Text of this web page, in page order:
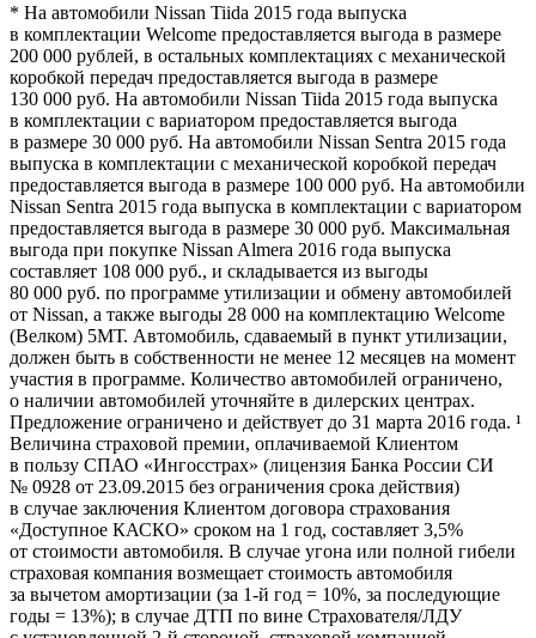
* На автомобили Nissan Tiida 2015 года выпуска
в комплектации Welcome предоставляется выгода в размере
200 000 рублей, в остальных комплектациях c механической
коробкой передач предоставляется выгода в размере
130 000 руб. На автомобили Nissan Tiida 2015 года выпуска
в комплектации c вариатором предоставляется выгода
в размере 30 000 руб. На автомобили Nissan Sentra 2015 года
выпуска в комплектации c механической коробкой передач
предоставляется выгода в размере 100 000 руб. На автомобили
Nissan Sentra 2015 года выпуска в комплектации c вариатором
предоставляется выгода в размере 30 000 руб. Максимальная
выгода при покупке Nissan Almera 2016 года выпуска
составляет 108 000 руб., и складывается из выгоды
80 000 руб. по программе утилизации и обмену автомобилей
от Nissan, а также выгоды 28 000 на комплектацию Welcome
(Велком) 5МТ. Автомобиль, сдаваемый в пункт утилизации,
должен быть в собственности не менее 12 месяцев на момент
участия в программе. Количество автомобилей ограничено,
о наличии автомобилей уточняйте в дилерских центрах.
Предложение ограничено и действует до 31 марта 2016 года. ¹
Величина страховой премии, оплачиваемой Клиентом
в пользу СПАО «Ингосстрах» (лицензия Банка России СИ
№ 0928 от 23.09.2015 без ограничения срока действия)
в случае заключения Клиентом договора страхования
«Доступное КАСКО» сроком на 1 год, составляет 3,5%
от стоимости автомобиля. В случае угона или полной гибели
страховая компания возмещает стоимость автомобиля
за вычетом амортизации (за 1-й год = 10%, за последующие
годы = 13%); в случае ДТП по вине Страхователя/ЛДУ